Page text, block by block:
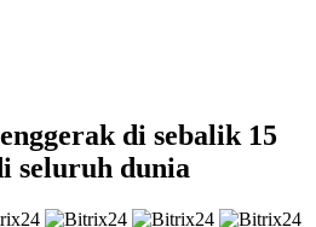
di sebalik 15
seluruh dunia